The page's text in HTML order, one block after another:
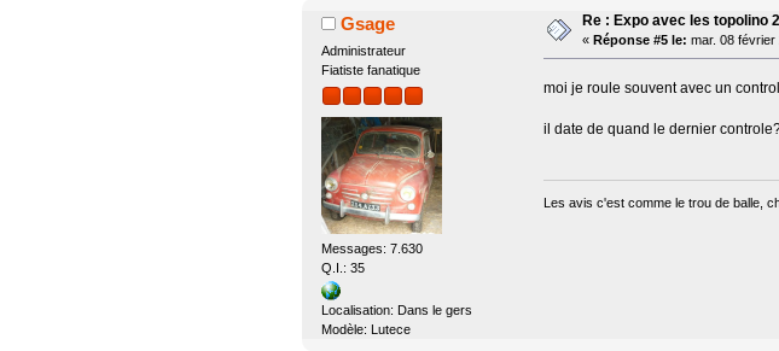
Gsage
Administrateur
Fiatiste fanatique
Messages: 7.630
Q.I.: 35
Localisation: Dans le gers
Modèle: Lutece
Re : Expo avec les topolino
« Réponse #5 le: mar. 08 février
moi je roule souvent avec un
il date de quand le dernier
Les avis c'est comme le trou de balle,